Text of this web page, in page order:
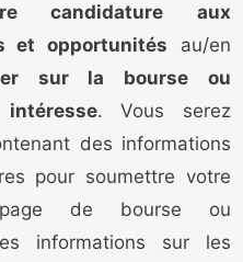
candidature aux
et opportunités au/en
sur la bourse ou
. Vous serez
des informations
pour soumettre votre
page de bourse ou
informations sur les